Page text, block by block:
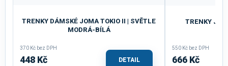
TRENKY DÁMSKÉ JOMA TOKIO II | SVĚTLE
MODRÁ-BÍLÁ
370 Kč bez DPH
448 Kč DETAIL
TRENKY
550 Kč bez DPH
666 Kč